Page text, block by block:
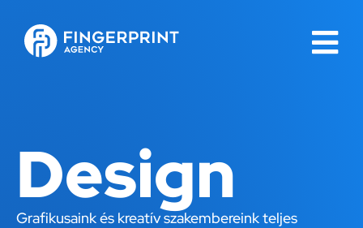
Design
Grafikusaink és kreatív szakembereink teljes